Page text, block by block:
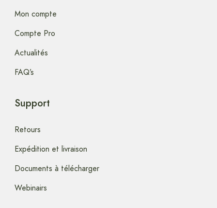
Mon compte
Compte Pro
Actualités
FAQ’s
Support
Retours
Expédition et livraison
Documents à télécharger
Webinairs